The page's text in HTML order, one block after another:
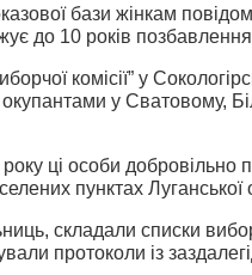
бази жінкам
до 10 років
комісії” у
у Сватовому,
ці особи добровільно
пунктах Луганської
складали списки
протоколи із